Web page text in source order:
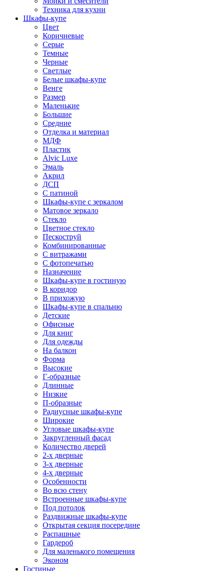
Техника для кухни
Шкафы-купе
Цвет
Коричневые
Серые
Темные
Черные
Светлые
Белые шкафы-купе
Венге
Размер
Маленькие
Большие
Средние
Отделка и материал
МДФ
Пластик
Alvic Luxe
Эмаль
Акрил
ДСП
С патиной
Шкафы-купе с зеркалом
Матовое зеркало
Стекло
Цветное стекло
Пескоструй
Комбинированные
С витражами
С фотопечатью
Назначение
Шкафы-купе в гостиную
В коридор
В прихожую
Шкафы-купе в спальню
Детские
Офисные
Для книг
Для одежды
На балкон
Форма
Высокие
Г-образные
Длинные
Низкие
П-образные
Радиусные шкафы-купе
Широкие
Угловые шкафы-купе
Закругленный фасад
Количество дверей
2-х дверные
3-х дверные
4-х дверные
Особенности
Во всю стену
Встроенные шкафы-купе
Под потолок
Раздвижные шкафы-купе
Открытая секция посередине
Распашные
Гардероб
Для маленького помещения
Эконом
Гостиные